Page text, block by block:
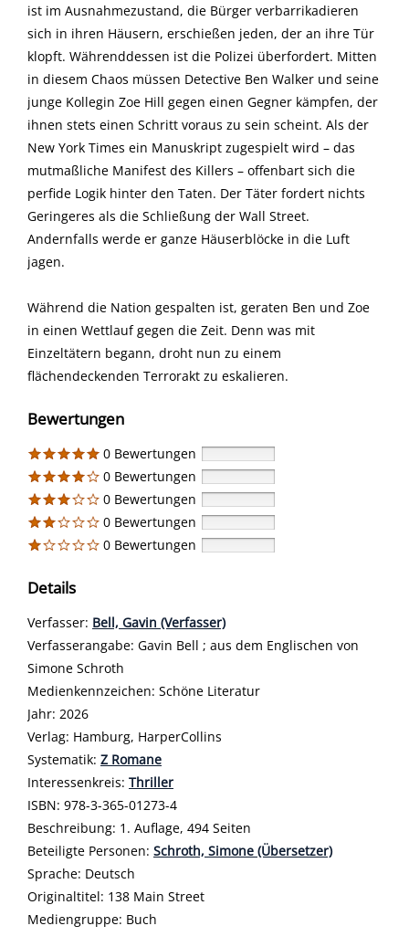
ist im Ausnahmezustand, die Bürger verbarrikadieren
sich in ihren Häusern, erschießen jeden, der an ihre Tür
klopft. Währenddessen ist die Polizei überfordert. Mitten
in diesem Chaos müssen Detective Ben Walker und seine
junge Kollegin Zoe Hill gegen einen Gegner kämpfen, der
ihnen stets einen Schritt voraus zu sein scheint. Als der
New York Times ein Manuskript zugespielt wird – das
mutmaßliche Manifest des Killers – offenbart sich die
perfide Logik hinter den Taten. Der Täter fordert nichts
Geringeres als die Schließung der Wall Street.
Andernfalls werde er ganze Häuserblöcke in die Luft
jagen.
Während die Nation gespalten ist, geraten Ben und Zoe
in einen Wettlauf gegen die Zeit. Denn was mit
Einzeltätern begann, droht nun zu einem
flächendeckenden Terrorakt zu eskalieren.
Bewertungen
0 Bewertungen
0 Bewertungen
0 Bewertungen
0 Bewertungen
0 Bewertungen
Details
Verfasser: Suche nach diesem Verfasser
Bell, Gavin (Verfasser)
Verfasserangabe: Gavin Bell ; aus dem Englischen von
Simone Schroth
Medienkennzeichen: Schöne Literatur
Jahr: 2026
Verlag: Hamburg, HarperCollins
opens in new tab
Diesen Link in neuem Tab öffnen
Systematik: Suche nach dieser Systematik
Z Romane
Interessenkreis: Suche nach diesem Interessenskreis
Thriller
ISBN: 978-3-365-01273-4
Beschreibung: 1. Auflage, 494 Seiten
Beteiligte Personen: Suche nach dieser Beteiligten Person
Schroth, Simone (Übersetzer)
Sprache: Deutsch
Originaltitel: 138 Main Street
Mediengruppe: Buch